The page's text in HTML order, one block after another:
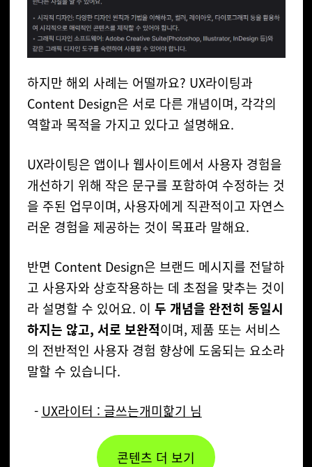
하지만 해외 사례는 어떨까요? UX라이팅과
Content Design은 서로 다른 개념이며, 각각의
역할과 목적을 가지고 있다고 설명해요.
UX라이팅은 앱이나 웹사이트에서 사용자 경험을
개선하기 위해 작은 문구를 포함하여 수정하는 것
을 주된 업무이며, 사용자에게 직관적이고 자연스
러운 경험을 제공하는 것이 목표라 말해요.
반면 Content Design은 브랜드 메시지를 전달하
고 사용자와 상호작용하는 데 초점을 맞추는 것이
라 설명할 수 있어요. 이 두 개념을 완전히 동일시
하지는 않고, 서로 보완적이며, 제품 또는 서비스
의 전반적인 사용자 경험 향상에 도움되는 요소라
말할 수 있습니다.
- UX라이터 : 글쓰는개미핥기 님
콘텐츠 더 보기